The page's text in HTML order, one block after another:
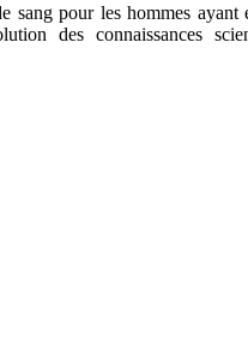
sang pour les hommes ayant
des connaissances